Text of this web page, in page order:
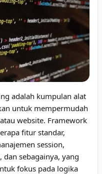
adalah kumpulan alat
untuk mempermudah
website. Framework
fitur standar,
session,
dan sebagainya, yang
fokus pada logika